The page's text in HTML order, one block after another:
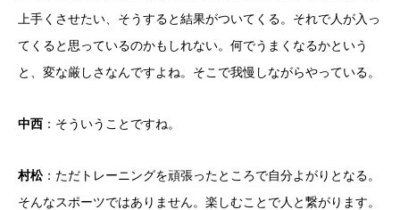
上手くさせたい、そうすると結果がついてくる。それで人が入っ
てくると思っているのかもしれない。何でうまくなるかという
と、変な厳しさなんですよね。そこで我慢しながらやっている。
中西 ：そういうことですね。
村松：ただトレーニングを頑張ったところで自分よがりとなる。
そんなスポーツではありません。楽しむことで人と繋がります。